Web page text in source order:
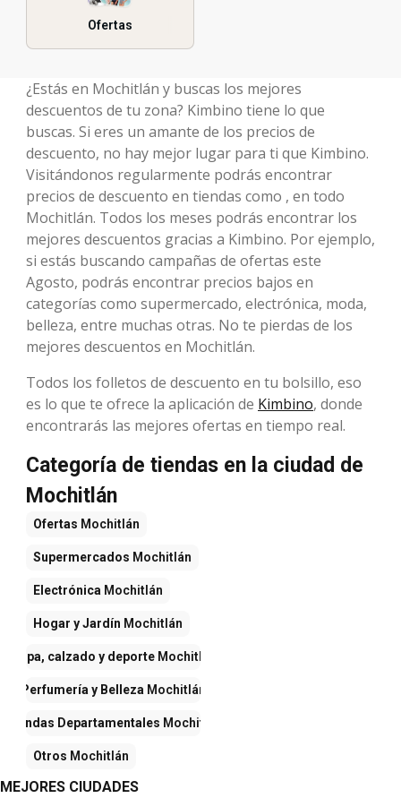
Ofertas
¿Estás en Mochitlán y buscas los mejores
descuentos de tu zona? Kimbino tiene lo que
buscas. Si eres un amante de los precios de
descuento, no hay mejor lugar para ti que Kimbino.
Visitándonos regularmente podrás encontrar
precios de descuento en tiendas como , en todo
Mochitlán. Todos los meses podrás encontrar los
mejores descuentos gracias a Kimbino. Por ejemplo,
si estás buscando campañas de ofertas este
Agosto, podrás encontrar precios bajos en
categorías como supermercado, electrónica, moda,
belleza, entre muchas otras. No te pierdas de los
mejores descuentos en Mochitlán.
Todos los folletos de descuento en tu bolsillo, eso
es lo que te ofrece la aplicación de Kimbino, donde
encontrarás las mejores ofertas en tiempo real.
Categoría de tiendas en la ciudad de
Mochitlán
Ofertas Mochitlán
Supermercados Mochitlán
Electrónica Mochitlán
Hogar y Jardín Mochitlán
Ropa, calzado y deporteMochitlán
Perfumería y Belleza Mochitlán
Tiendas Departamentales Mochitlán
Otros Mochitlán
MEJORES CIUDADES